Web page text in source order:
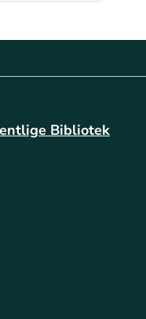
Bibliotek